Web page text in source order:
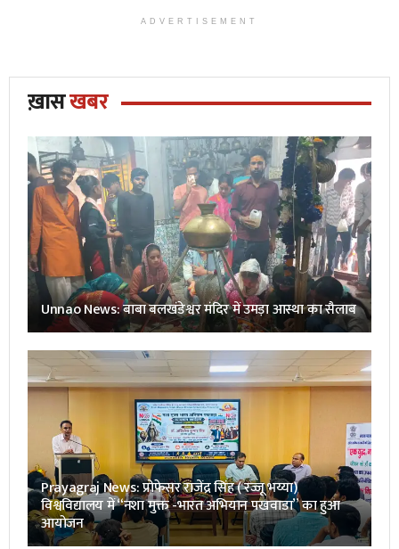
ADVERTISEMENT
ख़ासखबर
Unnao News: बाबा बलखंडेश्वर मंदिर में उमड़ा आस्था का सैलाब
Prayagraj News: प्रोफेसर राजेंद्र सिंह ( रज्जू भय्या)
विश्वविद्यालय में “नशा मुक्त -भारत अभियान पखवाडा” का हुआ
आयोजन